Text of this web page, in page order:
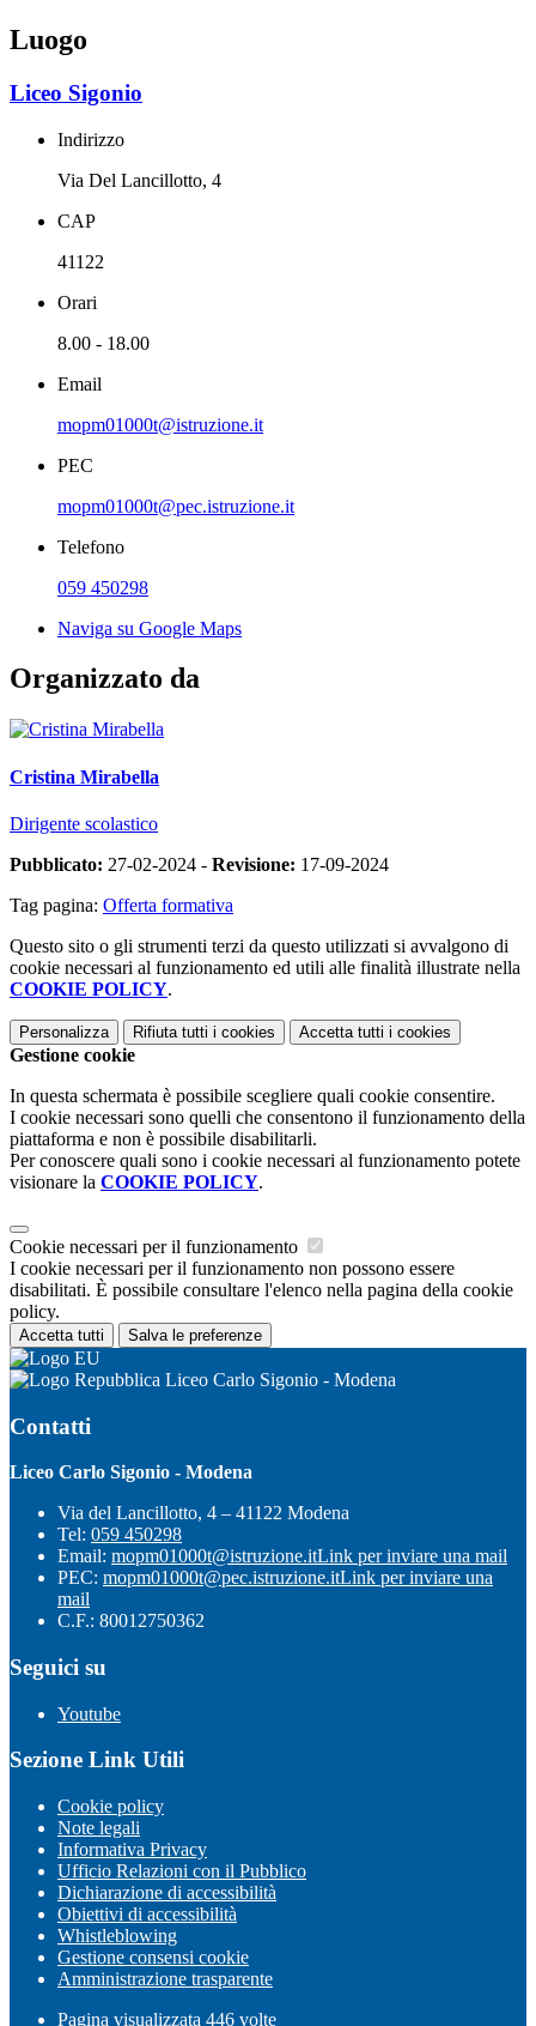
Luogo
Liceo Sigonio
Indirizzo
Via Del Lancillotto, 4
CAP
41122
Orari
8.00 - 18.00
Email
mopm01000t@istruzione.it
PEC
mopm01000t@pec.istruzione.it
Telefono
059 450298
Naviga su Google Maps
Organizzato da
Cristina Mirabella
Dirigente scolastico
Pubblicato: 27-02-2024 - Revisione: 17-09-2024
Tag pagina: Offerta formativa
Questo sito o gli strumenti terzi da questo utilizzati si avvalgono di
cookie necessari al funzionamento ed utili alle finalità illustrate nella
COOKIE POLICY.
Personalizza Rifiuta tutti i cookies Accetta tutti i cookies
Gestione cookie
In questa schermata è possibile scegliere quali cookie consentire.
I cookie necessari sono quelli che consentono il funzionamento della
piattaforma e non è possibile disabilitarli.
Per conoscere quali sono i cookie necessari al funzionamento potete
visionare la COOKIE POLICY.
Cookie necessari per il funzionamento
I cookie necessari per il funzionamento non possono essere
disabilitati. È possibile consultare l'elenco nella pagina della cookie
policy.
Accetta tutti Salva le preferenze
Liceo Carlo Sigonio - Modena
Contatti
Liceo Carlo Sigonio - Modena
Via del Lancillotto, 4 – 41122 Modena
Tel: 059 450298
Email: mopm01000t@istruzione.itLink per inviare una mail
PEC: mopm01000t@pec.istruzione.itLink per inviare una
mail
C.F.: 80012750362
Seguici su
Youtube
Sezione Link Utili
Cookie policy
Note legali
Informativa Privacy
Ufficio Relazioni con il Pubblico
Dichiarazione di accessibilità
Obiettivi di accessibilità
Whistleblowing
Gestione consensi cookie
Amministrazione trasparente
Pagina visualizzata 446 volte